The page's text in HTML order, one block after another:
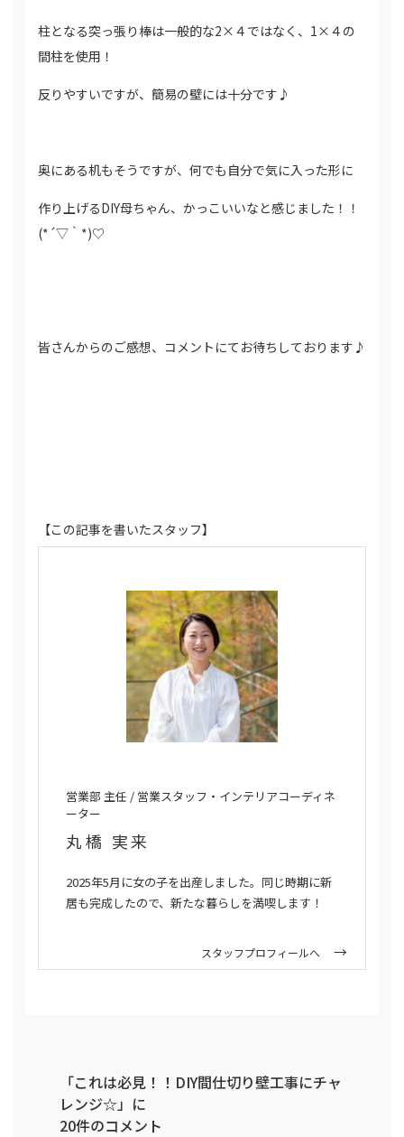
柱となる突っ張り棒は一般的な2×４ではなく、1×４の
間柱を使用！
反りやすいですが、簡易の壁には十分です♪
奥にある机もそうですが、何でも自分で気に入った形に
作り上げるDIY母ちゃん、かっこいいなと感じました！！
(*´▽｀*)♡
皆さんからのご感想、コメントにてお待ちしております♪
【この記事を書いたスタッフ】
営業部 主任 / 営業スタッフ・インテリアコーディネ
ーター
丸橋 実来
2025年5月に女の子を出産しました。同じ時期に新
居も完成したので、新たな暮らしを満喫します！
スタッフプロフィールへ
「これは必見！！DIY間仕切り壁工事にチャ
レンジ☆」に
20件のコメント